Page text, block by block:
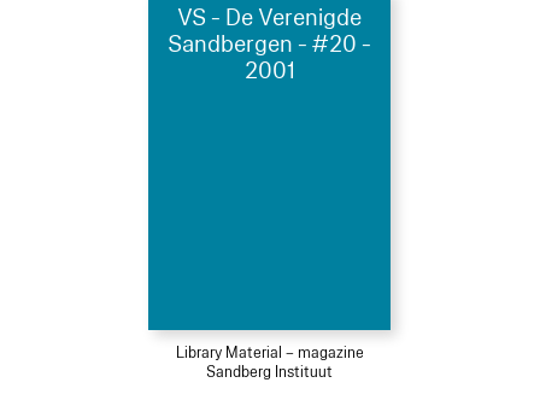
VS - De Verenigde
Sandbergen - #20 -
2001
Library Material – magazine
Sandberg Instituut